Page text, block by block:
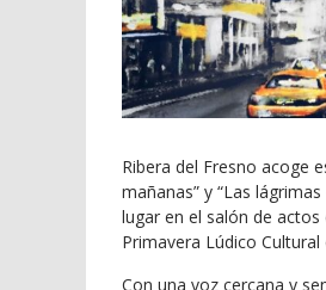
Ribera del Fresno acoge
mañanas” y “Las
lugar en el salón de actos
Primavera Lúdico
Con una voz cercana y